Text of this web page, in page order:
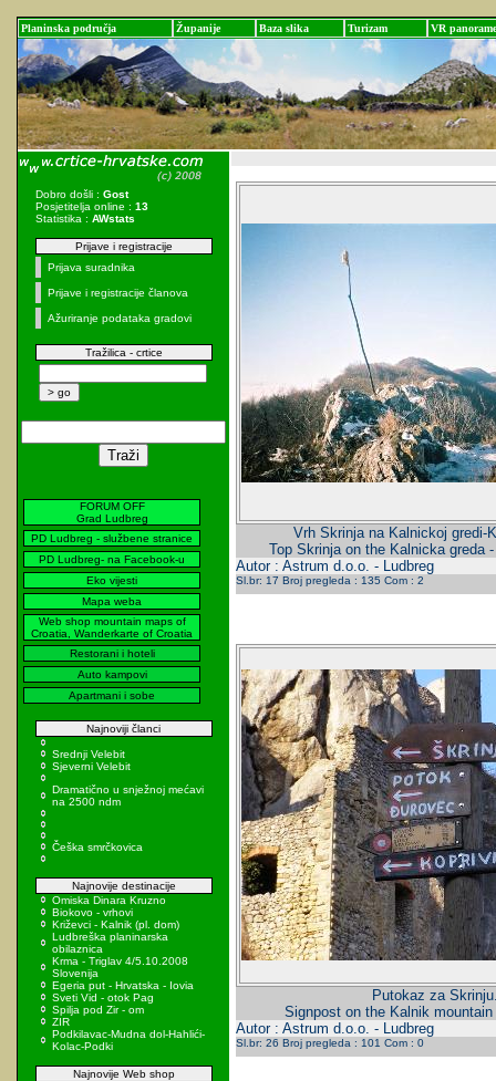
Planinska područja Županije Baza slika Turizam VR panorame
Dobro došli : Gost
Posjetitelja online : 13
Statistika : AWstats
Prijave i registracije
Prijava suradnika
Prijave i registracije članova
Ažuriranje podataka gradovi
Tražilica - crtice
FORUM OFF
Grad Ludbreg
PD Ludbreg - službene stranice
PD Ludbreg- na Facebook-u
Eko vijesti
Mapa weba
Web shop mountain maps of
Croatia, Wanderkarte of Croatia
Restorani i hoteli
Auto kampovi
Apartmani i sobe
Najnoviji članci
Srednji Velebit
Sjeverni Velebit
Dramatično u snježnoj mećavi
na 2500 ndm
Češka smrčkovica
Najnovije destinacije
Omiska Dinara Kruzno
Biokovo - vrhovi
Križevci - Kalnik (pl. dom)
Ludbreška planinarska
obilaznica
Krma - Triglav 4/5.10.2008
Slovenija
Egeria put - Hrvatska - Iovia
Sveti Vid - otok Pag
Spilja pod Zir - om
ZIR
Podkilavac-Mudna dol-Hahlići-
Kolac-Podki
Najnovije Web shop
Vrh Skrinja na Kalnickoj gredi-
Top Skrinja on the Kalnicka greda
Autor : Astrum d.o.o. - Ludbreg
Sl.br: 17 Broj pregleda : 135 Com : 2
Putokaz za
Signpost on the Kalnik
Autor : Astrum d.o.o. - Ludbreg
Sl.br: 26 Broj pregleda : 101 Com : 0